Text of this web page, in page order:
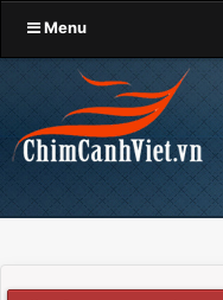
Menu